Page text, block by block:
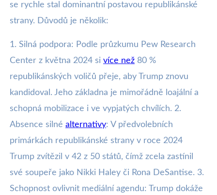
se rychle stal dominantní postavou republikánské
strany. Důvodů je několik:
1. Silná podpora: Podle průzkumu Pew Research
Center z května 2024 si více než 80 %
republikánských voličů přeje, aby Trump znovu
kandidoval. Jeho základna je mimořádně loajální a
schopná mobilizace i ve vypjatých chvílích. 2.
Absence silné alternativy: V předvolebních
primárkách republikánské strany v roce 2024
Trump zvítězil v 42 z 50 států, čímž zcela zastínil
své soupeře jako Nikki Haley či Rona DeSantise. 3.
Schopnost ovlivnit mediální agendu: Trump dokáže